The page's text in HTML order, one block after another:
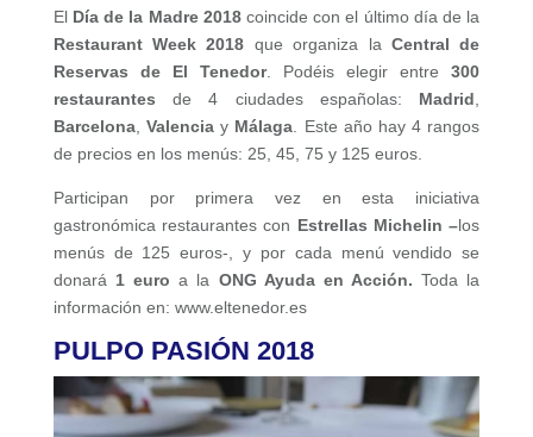
El Día de la Madre 2018coincide con el último día de la
Restaurant Week 2018 que organiza la Central de
Reservas de El Tenedor. Podéis elegir entre300
restaurantes de 4 ciudades españolas: Madrid
Barcelona, Valenciay Málaga . Este año hay 4 rangos
de precios en los menús: 25, 45, 75 y 125 euros.
Participan por primera vez en esta iniciativa
gastronómica restaurantes con Estrellas Michelin –los
menús de 125 euros-, y por cada menú vendido se
donará 1 euro a la ONG Ayuda en Acción.Toda la
información en: www.eltenedor.es
PULPO PASIÓN 2018